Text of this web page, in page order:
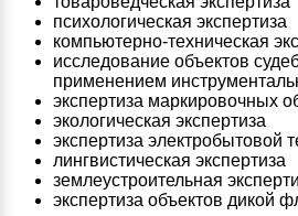
психологическая экспертиза
компьютерно-техническая
исследование объектов
применением
экспертиза маркировочных
экологическая экспертиза
экспертиза электробытовой
лингвистическая экспертиза
землеустроительная
экспертиза объектов дикой